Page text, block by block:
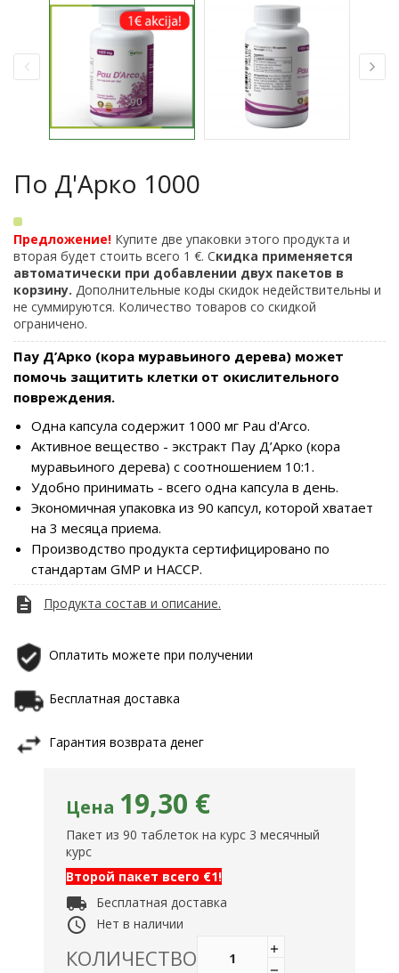
По Д'Арко 1000
Предложение! Купите две упаковки этого продукта и
вторая будет стоить всего 1 €. Скидка применяется
автоматически при добавлении двух пакетов в
корзину. Дополнительные коды скидок недействительны и
не суммируются. Количество товаров со скидкой
ограничено.
Пау Д’Арко (кора муравьиного дерева) может
помочь защитить клетки от окислительного
повреждения.
Одна капсула содержит 1000 мг Pau d'Arco.
Активное вещество - экстракт Пау Д’Арко (кора
муравьиного дерева) с соотношением 10:1.
Удобно принимать - всего одна капсула в день.
Экономичная упаковка из 90 капсул, которой хватает
на 3 месяца приема.
Производство продукта сертифицировано по
стандартам GMP и HACCP.
description Продукта cостав и описание.
Оплатить можете при получении
Бесплатная доставка
Гарантия возврата денег
Цена 19,30 €
Пакет из 90 таблеток на курс 3 месячный
курс
Второй пакет всего €1!
local_shipping Бесплатная доставка
access_time Нет в наличии
КОЛИЧЕСТВО